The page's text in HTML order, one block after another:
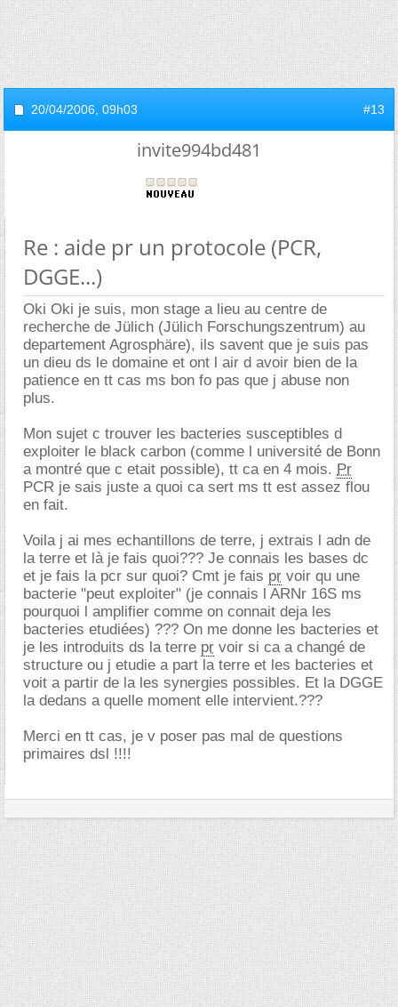
20/04/2006, 09h03 #13
invite994bd481
Re : aide pr un protocole (PCR,
DGGE...)
Oki Oki je suis, mon stage a lieu au centre de
recherche de Jülich (Jülich Forschungszentrum) au
departement Agrosphäre), ils savent que je suis pas
un dieu ds le domaine et ont l air d avoir bien de la
patience en tt cas ms bon fo pas que j abuse non
plus.
Mon sujet c trouver les bacteries susceptibles d
exploiter le black carbon (comme l université de Bonn
a montré que c etait possible), tt ca en 4 mois. Pr
PCR je sais juste a quoi ca sert ms tt est assez flou
en fait.
Voila j ai mes echantillons de terre, j extrais l adn de
la terre et là je fais quoi??? Je connais les bases dc
et je fais la pcr sur quoi? Cmt je fais pr voir qu une
bacterie "peut exploiter" (je connais l ARNr 16S ms
pourquoi l amplifier comme on connait deja les
bacteries etudiées) ??? On me donne les bacteries et
je les introduits ds la terre pr voir si ca a changé de
structure ou j etudie a part la terre et les bacteries et
voit a partir de la les synergies possibles. Et la DGGE
la dedans a quelle moment elle intervient.???
Merci en tt cas, je v poser pas mal de questions
primaires dsl !!!!